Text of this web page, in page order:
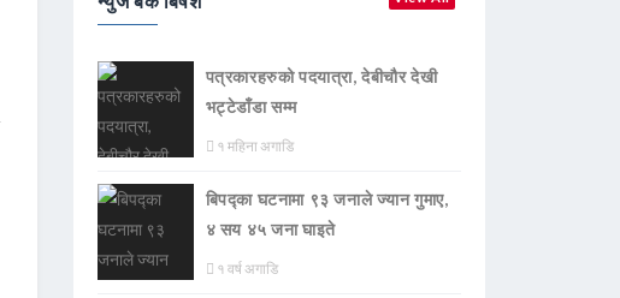
पत्रकारहरुको पदयात्रा, देबीचौर देखी
भट्टेडाँडा सम्म
१ महिना अगाडि
बिपद्का घटनामा ९३ जनाले ज्यान गुमाए,
४ सय ४५ जना घाइते
१ वर्ष अगाडि